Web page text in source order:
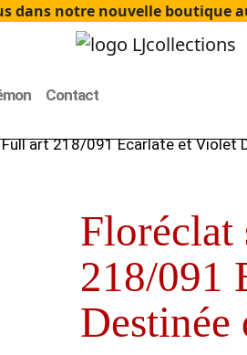
dans notre nouvelle boutique
Contact
art 218/091 Ecarlate et Violet
218/091
Destinée